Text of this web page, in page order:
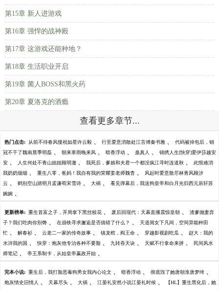
第15章 新人进游戏
第16章 强悍的战神殿
第17章 这游戏还能种地？
第18章 生活职业开启
第19章 菌人BOSS和黑火药
第20章 夏洛克的酒瘾
查看更多章节...
热门点击: 从前不待春风慢祝如星许云毅 、 行至爱意消散处江言傅秦书雅 、 代码被掉包后，销
冠不干了魏南晨季明磊 、 朝来寒雨晚来风 、 暗香浮动 、 蛊真人 、 锦绣人生[快穿]爱伊莎越安
安 、 人生何处不青山姐姐顾明澈 、 我死后，爹娘和夫君一个都没疯江寻时连道秋 、 此恨难消
我奶奶烟烟 、 重生八零，爸妈！我自有我的荣耀姜老师魏杳 、 风起时爱意散尽林青风顾汐
云 、 鹤别空山踏明月孟谦荀宋雪诗 、 大祸 、 看见弹幕后，我送狗皇帝和白月光归西元辰轩苏
婉婉 、
更新榜单: 重生首富之子，开局拿下黑丝校花 、 废后回现代：天幕直播震惊皇朝 、 渣爹抛妻弃
子？我们吃肉你别馋 、 在崩铁寻求邂逅是否搞错了什么？ 、 天道闺女下凡间，空间异能种田
忙 、 解春衫 、 云老二一家的传奇故事 、 镇龙棺，阎王命 、 穿越影视剧吃瓜 、 赵大：我的
水浒我的国 、 快穿：炮灰他专治各种不要脸 、 九转吞天诀 、 天赋不行拿命来拼 、 民间风水
师笔记 、 帝王系制卡，从始皇帝嬴政开始 、
完本小说: 重生后，我打脸恶毒狗男女我内心论文 、 暗香浮动 、 彻底毁了她唐朝淮唐梦绮 、
炮灰情史旧情人 、 天幕尽头 、 大祸 、 江晏礼安然小说江晏礼时候 、 【HL】重生黑化后，她